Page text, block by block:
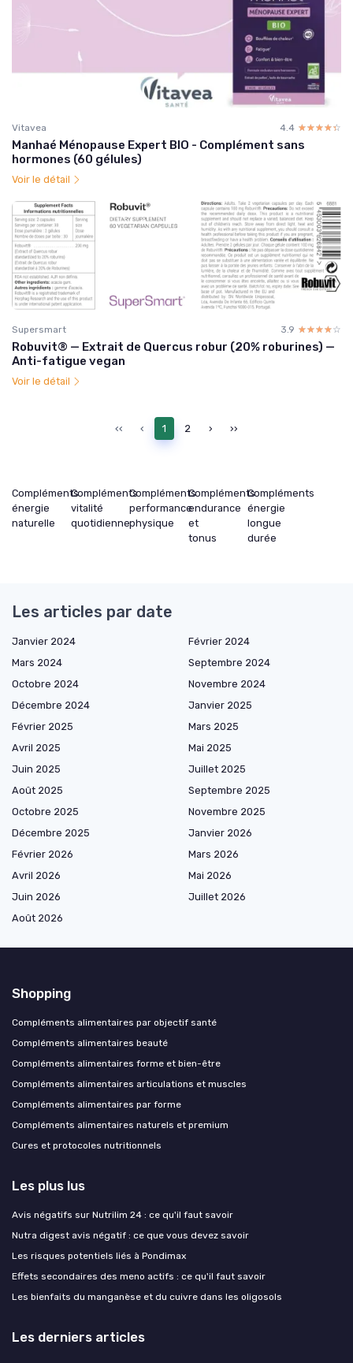
Vitavea 4.4 ☆☆☆☆☆
★★★★★
Manhaé Ménopause Expert BIO - Complément sans
hormones (60 gélules)
Voir le détail
Supersmart 3.9 ☆☆☆☆☆
★★★★★
Robuvit® — Extrait de Quercus robur (20% roburines) —
Anti-fatigue vegan
Voir le détail
‹‹ ‹ 1 2 › ››
Compléments
énergie
naturelle
Compléments
vitalité
quotidienne
Compléments
performance
physique
Compléments
endurance
et
tonus
Compléments
énergie
longue
durée
Les articles par date
Janvier 2024
Février 2024
Mars 2024
Septembre 2024
Octobre 2024
Novembre 2024
Décembre 2024
Janvier 2025
Février 2025
Mars 2025
Avril 2025
Mai 2025
Juin 2025
Juillet 2025
Août 2025
Septembre 2025
Octobre 2025
Novembre 2025
Décembre 2025
Janvier 2026
Février 2026
Mars 2026
Avril 2026
Mai 2026
Juin 2026
Juillet 2026
Août 2026
Shopping
Compléments alimentaires par objectif santé
Compléments alimentaires beauté
Compléments alimentaires forme et bien-être
Compléments alimentaires articulations et muscles
Compléments alimentaires par forme
Compléments alimentaires naturels et premium
Cures et protocoles nutritionnels
Les plus lus
Avis négatifs sur Nutrilim 24 : ce qu'il faut savoir
Nutra digest avis négatif : ce que vous devez savoir
Les risques potentiels liés à Pondimax
Effets secondaires des meno actifs : ce qu'il faut savoir
Les bienfaits du manganèse et du cuivre dans les oligosols
Les derniers articles